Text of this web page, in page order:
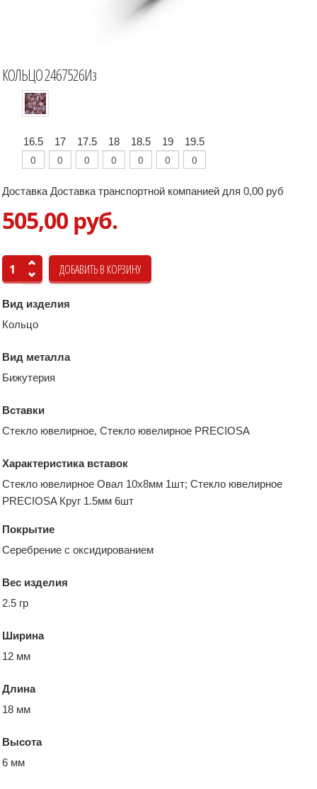
КОЛЬЦО 2467526Из
16.5 17 17.5 18 18.5 19 19.5
Доставка Доставка транспортной компанией для 0,00 руб
505,00 руб.
Вид изделия
Кольцо
Вид металла
Бижутерия
Вставки
Стекло ювелирное, Стекло ювелирное PRECIOSA
Характеристика вставок
Стекло ювелирное Овал 10х8мм 1шт; Стекло ювелирное
PRECIOSA Круг 1.5мм 6шт
Покрытие
Серебрение с оксидированием
Вес изделия
2.5 гр
Ширина
12 мм
Длина
18 мм
Высота
6 мм